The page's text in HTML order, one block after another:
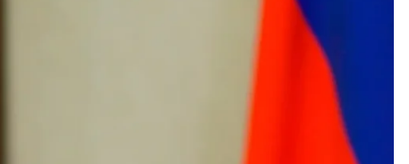
преступления агрессии против Украины, заочно не
Михаила Мишустина и российского министра
обвиняемых в помещении. Так, как вариант,